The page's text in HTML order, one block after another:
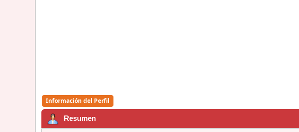
Información del Perfil
Resumen